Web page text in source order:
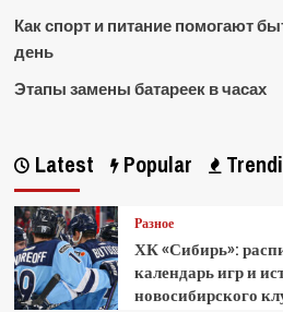
Как спорт и питание помогают
день
Этапы замены батареек в часах
Latest Popular
Разное
ХК «Сибирь»:
календарь игр и
новосибирского